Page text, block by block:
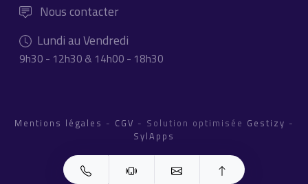
Nous contacter
Lundi au Vendredi
9h30 - 12h30 & 14h00 - 18h30
Mentions légales - CGV - Solution optimisée Gestizy -
SylApps